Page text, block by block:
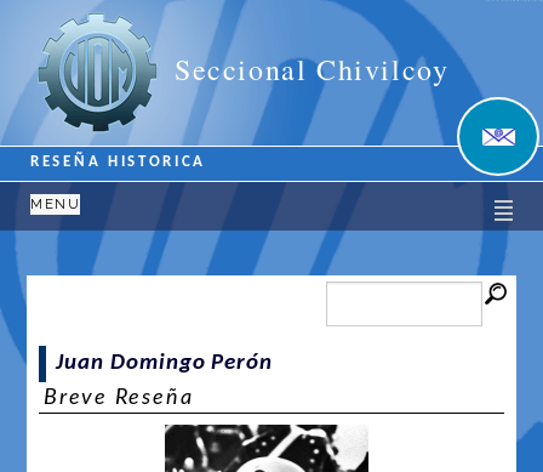
Seccional Chivilcoy
RESEÑA HISTORICA
MENU
Juan Domingo Perón
Breve Reseña